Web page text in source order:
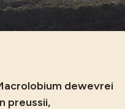
dewevrei
preussii,